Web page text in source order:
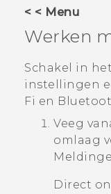
HTC Club
SUPPORT
HTC-apparaten
VIVERSE
< < Menu
Werken
Schakel in
instellingen
Fi en
Veeg
omlaag
Direct